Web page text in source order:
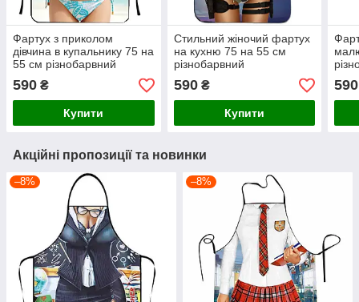
Фартух з приколом
дівчина в купальнику 75 на
55 см різнобарвний
590 ₴
Купити
Стильний жіночий фартух
на кухню 75 на 55 см
різнобарвний
590₴
Купити
590
Акційні пропозиції та новинки
–8% –8%